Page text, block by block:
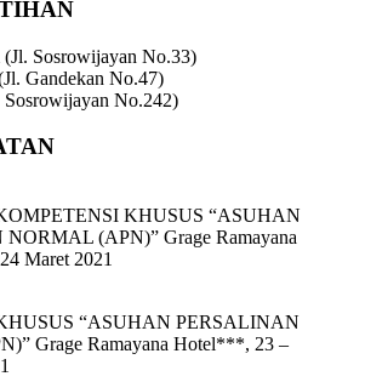
Sosrowijayan No.33)
Gandekan No.47)
Sosrowijayan No.242)
KHUSUS “ASUHAN
(APN)” Grage Ramayana
Maret 2021
“ASUHAN PERSALINAN
Grage Ramayana Hotel***, 23 –